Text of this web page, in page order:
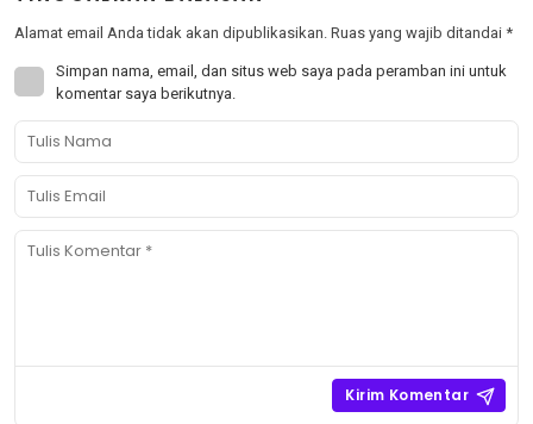
Alamat email Anda tidak akan dipublikasikan. Ruas yang wajib ditandai *
Simpan nama, email, dan situs web saya pada peramban ini untuk
komentar saya berikutnya.